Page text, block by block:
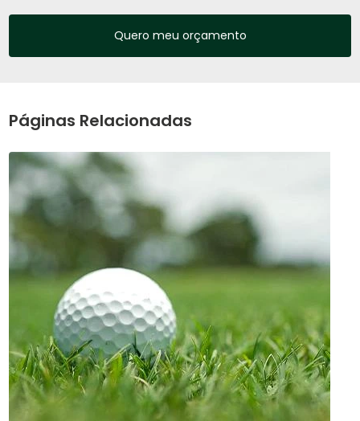
Quero meu orçamento
Páginas Relacionadas